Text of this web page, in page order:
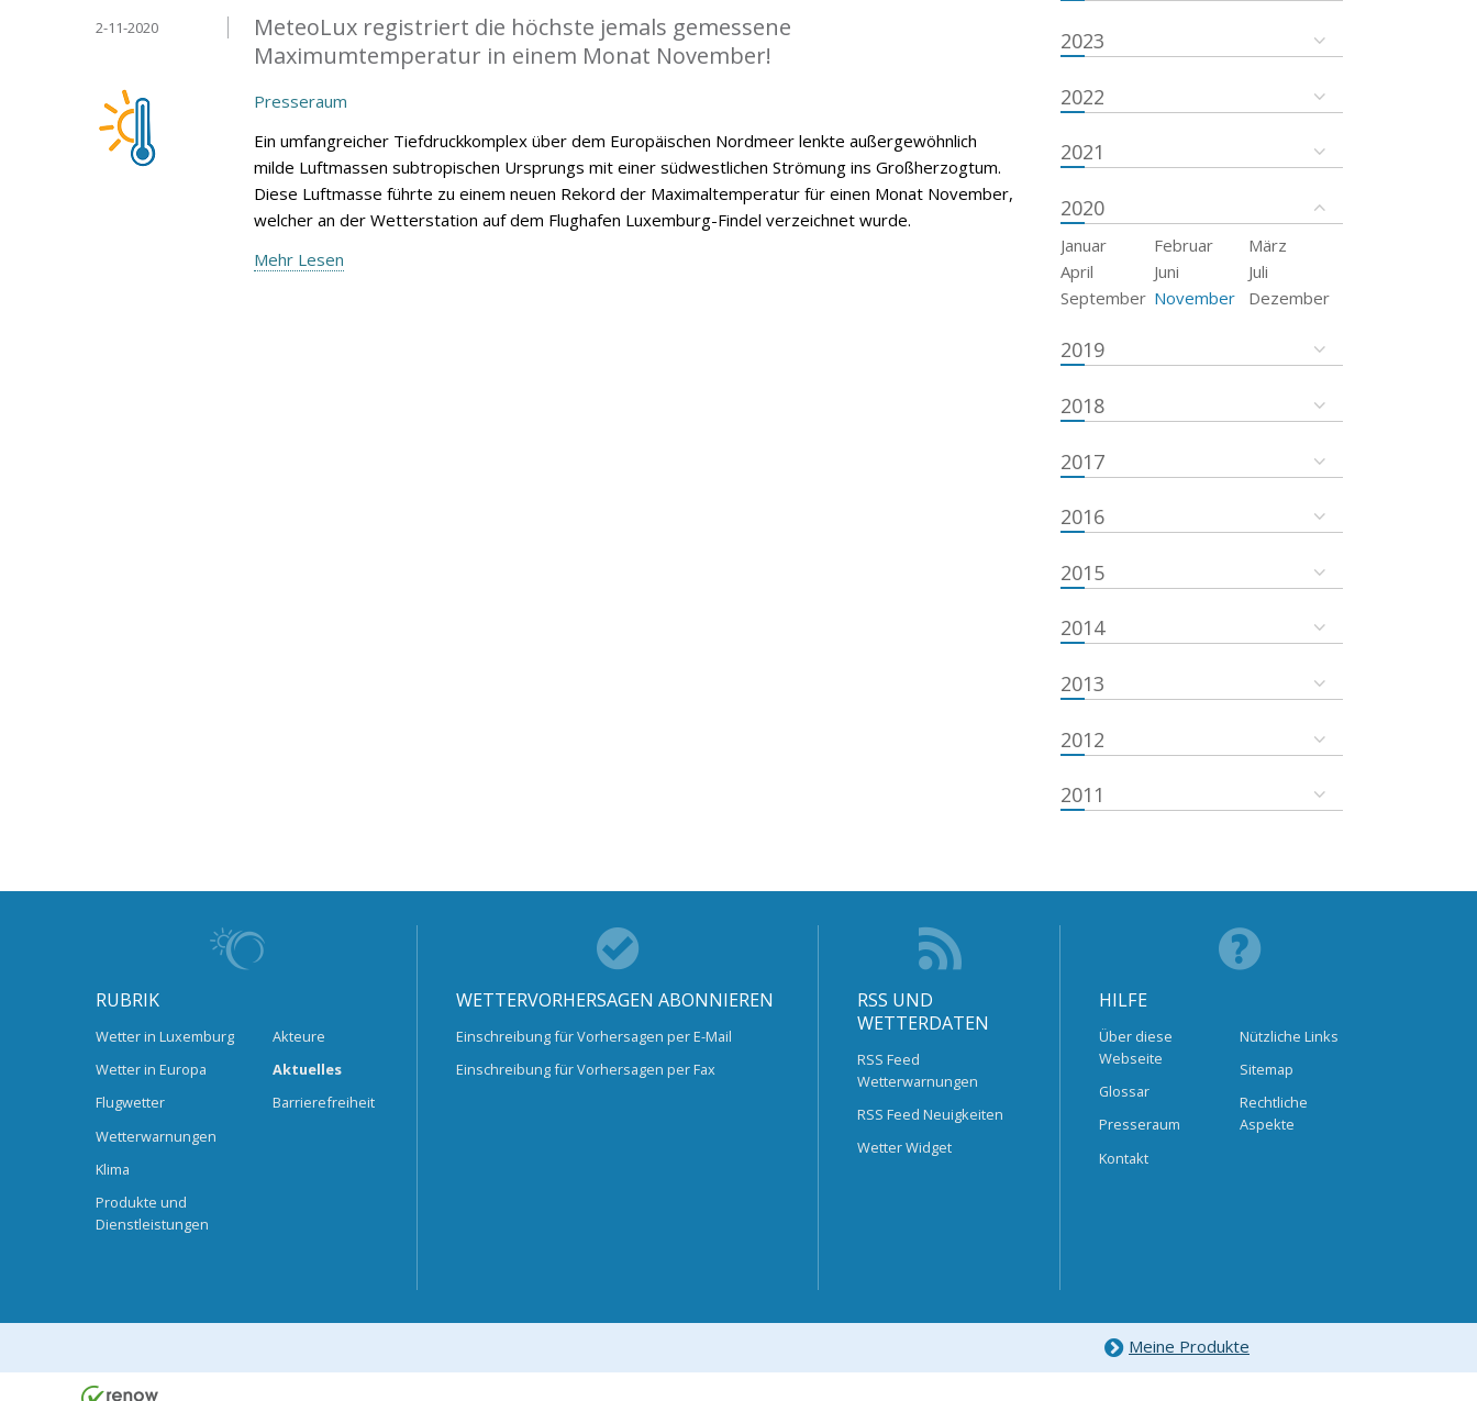
MeteoLux registriert die höchste jemals gemessene
Maximumtemperatur in einem Monat November!
2-11-2020
Presseraum
Ein umfangreicher Tiefdruckkomplex über dem Europäischen Nordmeer lenkte außergewöhnlich
milde Luftmassen subtropischen Ursprungs mit einer südwestlichen Strömung ins Großherzogtum.
Diese Luftmasse führte zu einem neuen Rekord der Maximaltemperatur für einen Monat November,
welcher an der Wetterstation auf dem Flughafen Luxemburg-Findel verzeichnet wurde.
Mehr Lesen
2023
2022
2021
2020
Januar Februar
März
April
Juni
Juli
September November Dezember
2019
2018
2017
2016
2015
2014
2013
2012
2011
RUBRIK
Wetter in Luxemburg
Wetter in Europa
Flugwetter
Wetterwarnungen
Klima
Produkte und
Dienstleistungen
Akteure
Aktuelles
Barrierefreiheit
WETTERVORHERSAGEN ABONNIEREN
Einschreibung für Vorhersagen per E-Mail
Einschreibung für Vorhersagen per Fax
RSS UND
WETTERDATEN
RSS Feed
Wetterwarnungen
RSS Feed Neuigkeiten
Wetter Widget
HILFE
Über diese
Webseite
Glossar
Presseraum
Kontakt
Nützliche Links
Sitemap
Rechtliche
Aspekte
Meine Produkte